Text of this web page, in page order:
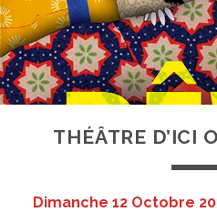
THÉÂTRE D’ICI
Dimanche 12 Octobre